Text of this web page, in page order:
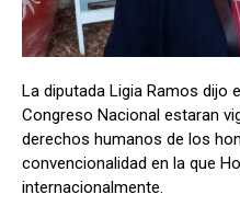
La diputada Ligia Ramos dijo
Congreso Nacional estaran
derechos humanos de los
convencionalidad en la que
internacionalmente.